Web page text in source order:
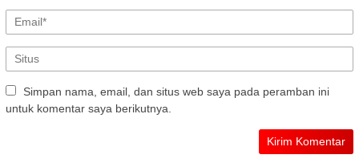
Simpan nama, email, dan situs web saya pada peramban ini
untuk komentar saya berikutnya.